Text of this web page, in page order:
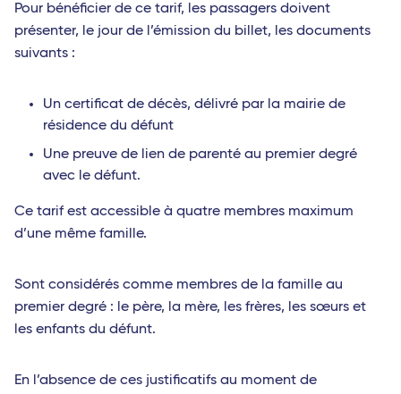
Pour bénéficier de ce tarif, les passagers doivent
présenter, le jour de l’émission du billet, les documents
suivants :
Un certificat de décès, délivré par la mairie de
résidence du défunt
Une preuve de lien de parenté au premier degré
avec le défunt.
Ce tarif est accessible à quatre membres maximum
d’une même famille.
Sont considérés comme membres de la famille au
premier degré : le père, la mère, les frères, les sœurs et
les enfants du défunt.
En l’absence de ces justificatifs au moment de